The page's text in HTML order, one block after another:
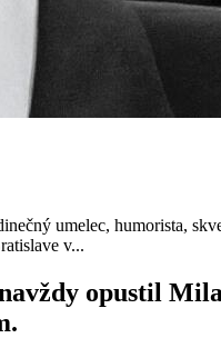
umelec, humorista,
v...
opustil